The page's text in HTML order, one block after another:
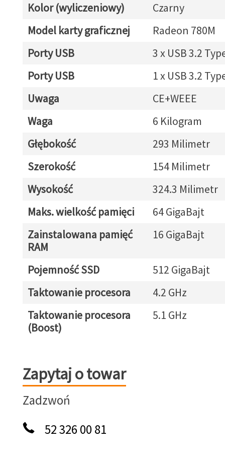
Kolor (wyliczeniowy)
Czarny
Model karty graficznej
Radeon 780M
Porty USB
3 x USB 3.2
Porty USB
1 x USB 3.2
Uwaga
CE+WEEE
Waga
6 Kilogram
Głębokość
293 Milimetr
Szerokość
154 Milimetr
Wysokość
324.3 Milimetr
Maks. wielkość pamięci
64 GigaBajt
Zainstalowana pamięć
RAM
16 GigaBajt
Pojemność SSD
512 GigaBajt
Taktowanie procesora
4.2 GHz
Taktowanie procesora
(Boost)
5.1 GHz
Zapytaj o towar
Zapytaj o towar
Zadzwoń
52 326 00 81